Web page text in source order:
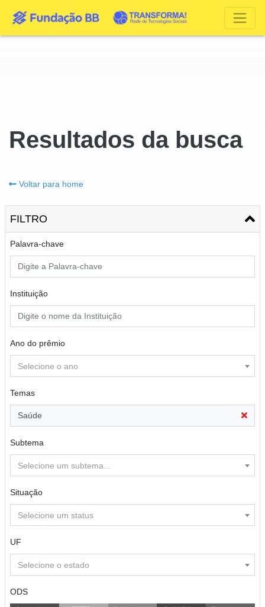
Resultados da busca
Voltar para home
FILTRO
Palavra-chave
Instituição
Ano do prêmio
Selecione o ano
Temas
Saúde
Subtema
Selecione um subtema...
Situação
Selecione um status
UF
Selecione o estado
ODS